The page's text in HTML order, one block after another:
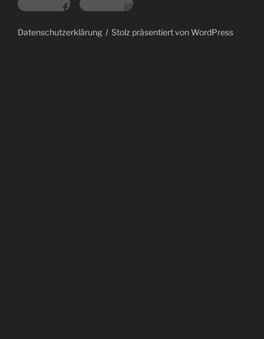
Datenschutzerklärung Stolz präsentiert von WordPress